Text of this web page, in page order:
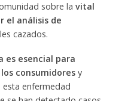
sobre la vital
el análisis de
cazados.
es esencial para
consumidoresy
enfermedad